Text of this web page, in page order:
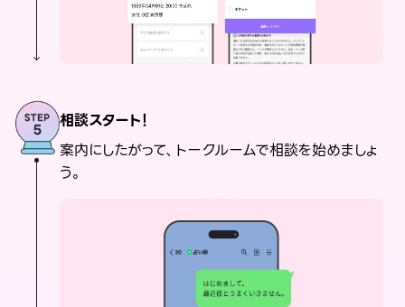
相談スタート！
案内にしたがって、トークルームで相談を始めましょ
う。